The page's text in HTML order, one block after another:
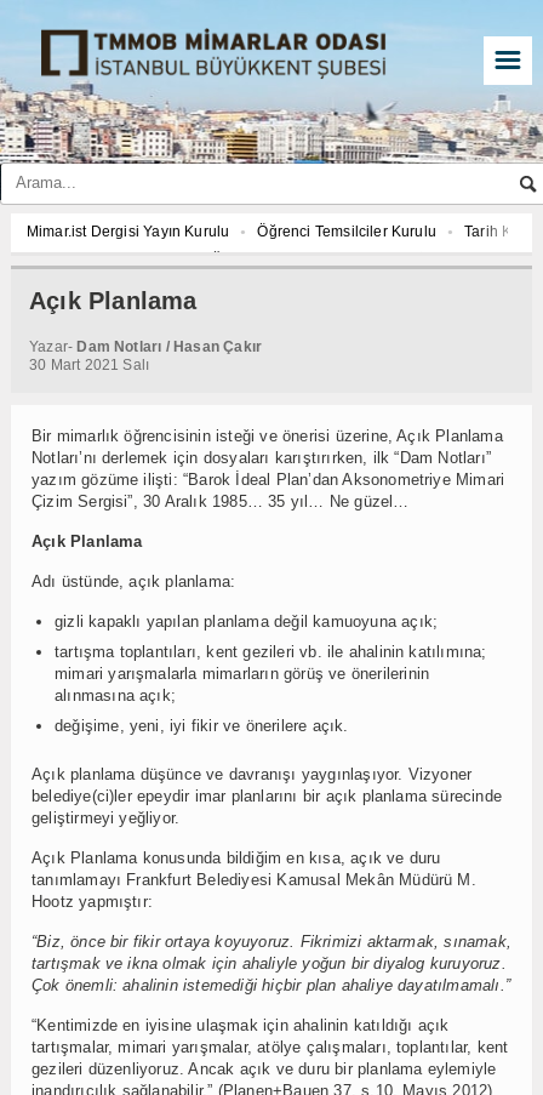
☰
Dergisi Yayın Kurulu Öğrenci Temsilciler Kurulu
Tarih Komisyonu
ve Çevre Komisyonu
Temsilciler Kurulu
YILI AJANDASI FOTOĞRAF YARIŞMASI “Mimarlığın İzleri”
Açık Planlama
Yazar- Dam Notları / Hasan Çakır
30 Mart 2021 Salı
Bir mimarlık öǧrencisinin isteǧi ve önerisi üzerine, Açık Planlama
Notları’nı derlemek için dosyaları karıştırırken, ilk “Dam Notları”
yazım gözüme ilişti: “Barok İdeal Plan’dan Aksonometriye Mimari
Çizim Sergisi”, 30 Aralık 1985… 35 yıl… Ne güzel…
Açık Planlama
Adı üstünde, açık planlama:
gizli kapaklı yapılan planlama deǧil kamuoyuna açık;
tartışma toplantıları, kent gezileri vb. ile ahalinin katılımına;
mimari yarışmalarla mimarların görüş ve önerilerinin
alınmasına açık;
deǧişime, yeni, iyi fikir ve önerilere açık.
Açık planlama düşünce ve davranışı yaygınlaşıyor. Vizyoner
belediye(ci)ler epeydir imar planlarını bir açık planlama sürecinde
geliştirmeyi yeğliyor.
Açık Planlama konusunda bildiğim en kısa, açık ve duru
tanımlamayı Frankfurt Belediyesi Kamusal Mekân Müdürü M.
Hootz yapmıştır:
“Biz, önce bir fikir ortaya koyuyoruz. Fikrimizi aktarmak, sınamak,
tartışmak ve ikna olmak için ahaliyle yoğun bir diyalog kuruyoruz.
Çok önemli: ahalinin istemediği hiçbir plan ahaliye dayatılmamalı.”
“Kentimizde en iyisine ulaşmak için ahalinin katıldığı açık
tartışmalar, mimari yarışmalar, atölye çalışmaları, toplantılar, kent
gezileri düzenliyoruz. Ancak açık ve duru bir planlama eylemiyle
inandırıcılık sağlanabilir.” (Planen+Bauen 37, s.10, Mayıs 2012)